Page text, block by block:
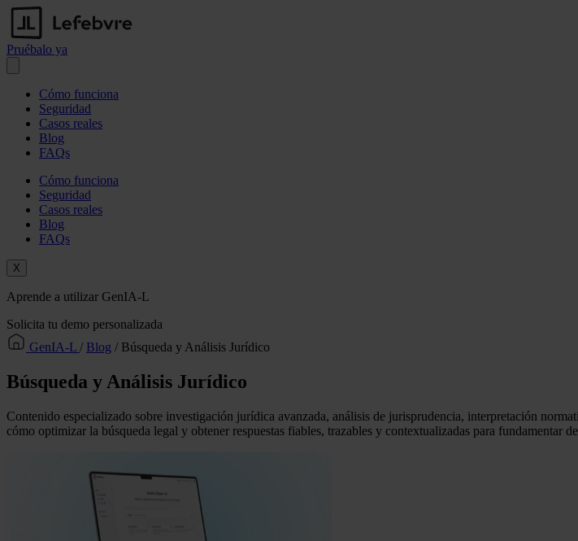
Pruébalo ya
Cómo funciona
Seguridad
Casos reales
Blog
FAQs
Cómo funciona
Seguridad
Casos reales
Blog
FAQs
X
Aprende a utilizar GenIA-L
Solicita tu demo personalizada
GenIA-L / Blog / Búsqueda y Análisis Jurídico
Búsqueda y Análisis Jurídico
Contenido especializado sobre investigación jurídica avanzada, análisis de jurisprudencia, interpretación
cómo optimizar la búsqueda legal y obtener respuestas fiables, trazables y contextualizadas para fundamentar